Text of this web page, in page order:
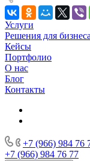
Услуги
Решения для бизнеса
Кейсы
Портфолио
О нас
Блог
Контакты
+7 (966) 984 76
+7 (966) 984 76 77